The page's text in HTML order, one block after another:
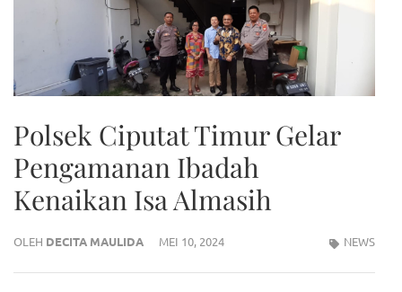
Polsek Ciputat Timur Gelar
Pengamanan Ibadah
Kenaikan Isa Almasih
OLEH DECITA MAULIDA MEI 10, 2024 NEWS